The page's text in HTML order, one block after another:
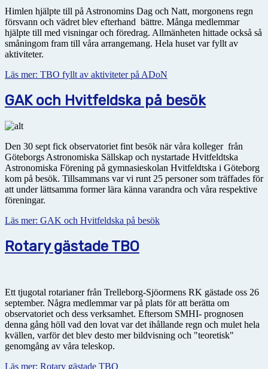
Himlen hjälpte till på Astronomins Dag och Natt, morgonens regn
försvann och vädret blev efterhand bättre. Många medlemmar
hjälpte till med visningar och föredrag. Allmänheten hittade också så
småningom fram till våra arrangemang. Hela huset var fyllt av
aktiviteter.
Läs mer: TBO fyllt av aktiviteter på ADoN
GAK och Hvitfeldska på besök
Den 30 sept fick observatoriet fint besök när våra kolleger från
Göteborgs Astronomiska Sällskap och nystartade Hvitfeldtska
Astronomiska Förening på gymnasieskolan Hvitfeldtska i Göteborg
kom på besök. Tillsammans var vi runt 25 personer som träffades för
att under lättsamma former lära känna varandra och våra respektive
föreningar.
Läs mer: GAK och Hvitfeldska på besök
Rotary gästade TBO
Ett tjugotal rotarianer från Trelleborg-Sjöormens RK gästade oss 26
september. Några medlemmar var på plats för att berätta om
observatoriet och dess verksamhet. Eftersom SMHI- prognosen
denna gång höll vad den lovat var det ihållande regn och mulet hela
kvällen, varför det blev desto mer bildvisning och "teoretisk"
genomgång av våra teleskop.
Läs mer: Rotary gästade TBO